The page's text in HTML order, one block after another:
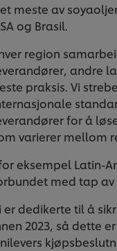
meste av
og Brasil.
region
andre
praksis. Vi
for å
varierer mellom
eksempel Latin-
med tap
er dedikerte til å
2023, så dette